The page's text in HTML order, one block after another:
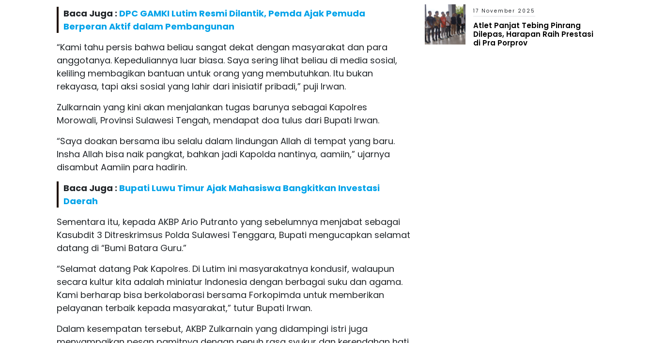
Baca Juga : DPC GAMKI Lutim Resmi Dilantik, Pemda Ajak Pemuda
Berperan Aktif dalam Pembangunan
“Kami tahu persis bahwa beliau sangat dekat dengan masyarakat dan para
anggotanya. Kepeduliannya luar biasa. Saya sering lihat beliau di media sosial,
keliling membagikan bantuan untuk orang yang membutuhkan. Itu bukan
rekayasa, tapi aksi sosial yang lahir dari inisiatif pribadi,” puji Irwan.
Zulkarnain yang kini akan menjalankan tugas barunya sebagai Kapolres
Morowali, Provinsi Sulawesi Tengah, mendapat doa tulus dari Bupati Irwan.
“Saya doakan bersama ibu selalu dalam lindungan Allah di tempat yang baru.
Insha Allah bisa naik pangkat, bahkan jadi Kapolda nantinya, aamiin,” ujarnya
disambut Aamiin para hadirin.
Baca Juga : Bupati Luwu Timur Ajak Mahasiswa Bangkitkan Investasi
Daerah
Sementara itu, kepada AKBP Ario Putranto yang sebelumnya menjabat sebagai
Kasubdit 3 Ditreskrimsus Polda Sulawesi Tenggara, Bupati mengucapkan selamat
datang di “Bumi Batara Guru.”
“Selamat datang Pak Kapolres. Di Lutim ini masyarakatnya kondusif, walaupun
secara kultur kita adalah miniatur Indonesia dengan berbagai suku dan agama.
Kami berharap bisa berkolaborasi bersama Forkopimda untuk memberikan
pelayanan terbaik kepada masyarakat,” tutur Bupati Irwan.
Dalam kesempatan tersebut, AKBP Zulkarnain yang didampingi istri juga
17 November 2025
Atlet Panjat Tebing Pinrang
Dilepas, Harapan Raih Prestasi
di Pra Porprov